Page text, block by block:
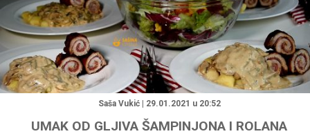
Saša Vukić | 29.01.2021 u 20:52
UMAK OD GLJIVA ŠAMPINJONA I ROLANA